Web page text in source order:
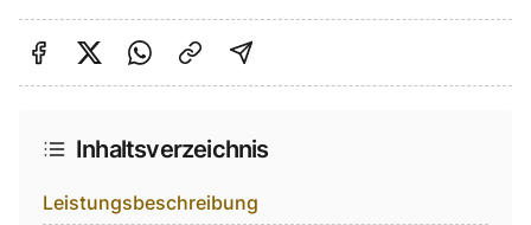
Auf Facebook teilen
Auf Twitter teilen
Per Link teilen
shareViaEmail
Inhaltsverzeichnis
Leistungsbeschreibung